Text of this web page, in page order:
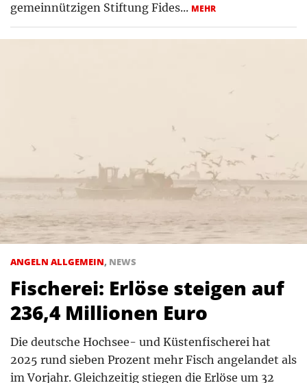
gemeinnützigen Stiftung Fides... MEHR
ANGELN ALLGEMEIN, NEWS
Fischerei: Erlöse steigen auf
236,4 Millionen Euro
Die deutsche Hochsee- und Küstenfischerei hat
2025 rund sieben Prozent mehr Fisch angelandet als
im Vorjahr. Gleichzeitig stiegen die Erlöse um 32